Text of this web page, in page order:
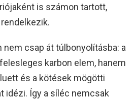
is számon tartott,
csap át túlbonyolításba: a
karbon elem, hanem
és a kötések mögötti
idézi. Így a síléc nemcsak